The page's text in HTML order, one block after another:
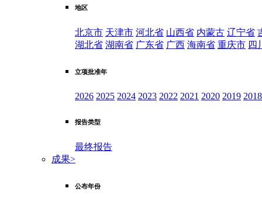
地区
北京市 天津市 河北省 山西省 内蒙古 辽宁省
湖北省 湖南省 广东省 广西 海南省 重庆市 四
立项批准年
2026 2025 2024 2023 2022 2021 2020 2019 2018
报告类型
最终报告
成果>
公布年份